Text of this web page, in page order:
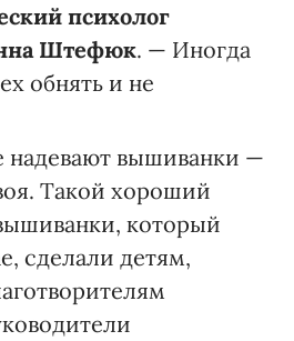
психолог
Штефюк. — Иногда
обнять и не
надевают вышиванки —
Такой хороший
который
сделали детям,